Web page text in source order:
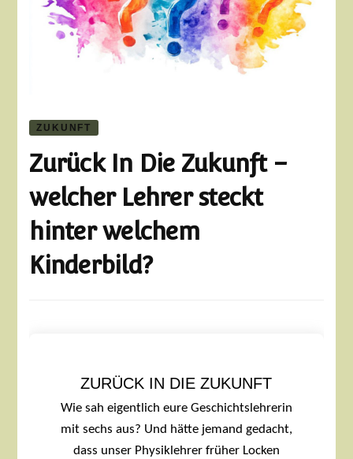
ZUKUNFT
Zurück In Die Zukunft –
welcher Lehrer steckt
hinter welchem
Kinderbild?
ZURÜCK IN DIE ZUKUNFT
Wie sah eigentlich eure Geschichtslehrerin
mit sechs aus? Und hätte jemand gedacht,
dass unser Physiklehrer früher Locken